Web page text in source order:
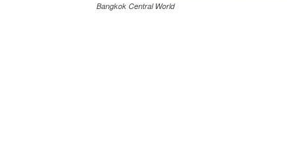
Bangkok Central World